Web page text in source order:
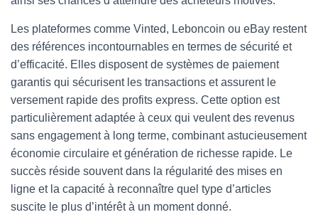
Les plateformes comme Vinted, Leboncoin ou eBay restent
des références incontournables en termes de sécurité et
d’efficacité. Elles disposent de systèmes de paiement
garantis qui sécurisent les transactions et assurent le
versement rapide des profits express. Cette option est
particulièrement adaptée à ceux qui veulent des revenus
sans engagement à long terme, combinant astucieusement
économie circulaire et génération de richesse rapide. Le
succès réside souvent dans la régularité des mises en
ligne et la capacité à reconnaître quel type d’articles
suscite le plus d’intérêt à un moment donné.